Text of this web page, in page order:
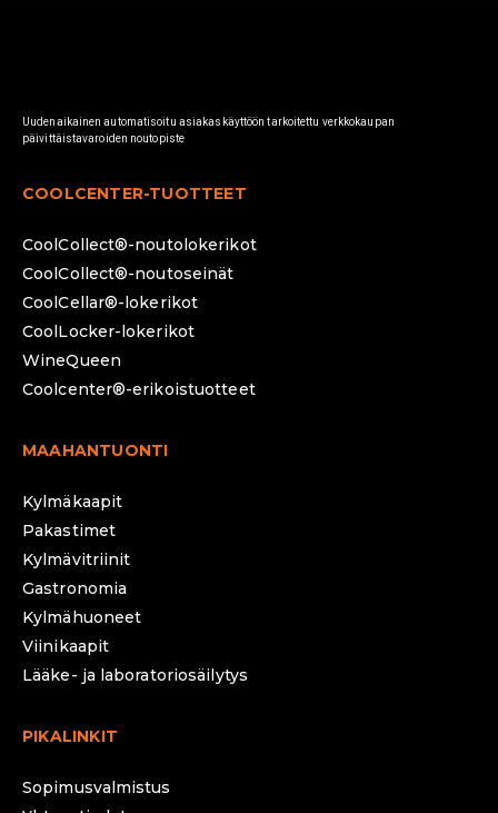
Uudenaikainen automatisoitu asiakaskäyttöön tarkoitettu verkkokaupan
päivittäistavaroiden noutopiste
COOLCENTER-TUOTTEET
CoolCollect®-noutolokerikot
CoolCollect®-noutoseinät
CoolCellar®-lokerikot
CoolLocker-lokerikot
WineQueen
Coolcenter®-erikoistuotteet
MAAHANTUONTI
Kylmäkaapit
Pakastimet
Kylmävitriinit
Gastronomia
Kylmähuoneet
Viinikaapit
Lääke- ja laboratoriosäilytys
PIKALINKIT
Sopimusvalmistus